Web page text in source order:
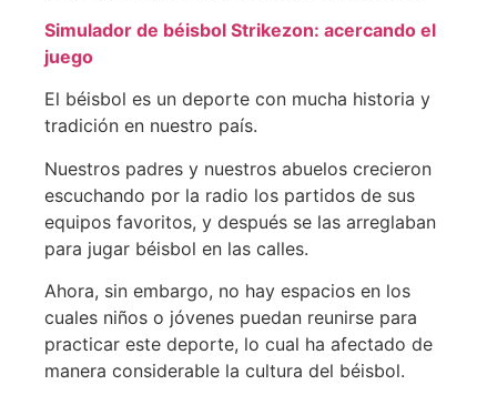
Simulador de béisbol Strikezon: acercando el
juego
El béisbol es un deporte con mucha historia y
tradición en nuestro país.
Nuestros padres y nuestros abuelos crecieron
escuchando por la radio los partidos de sus
equipos favoritos, y después se las arreglaban
para jugar béisbol en las calles.
Ahora, sin embargo, no hay espacios en los
cuales niños o jóvenes puedan reunirse para
practicar este deporte, lo cual ha afectado de
manera considerable la cultura del béisbol.